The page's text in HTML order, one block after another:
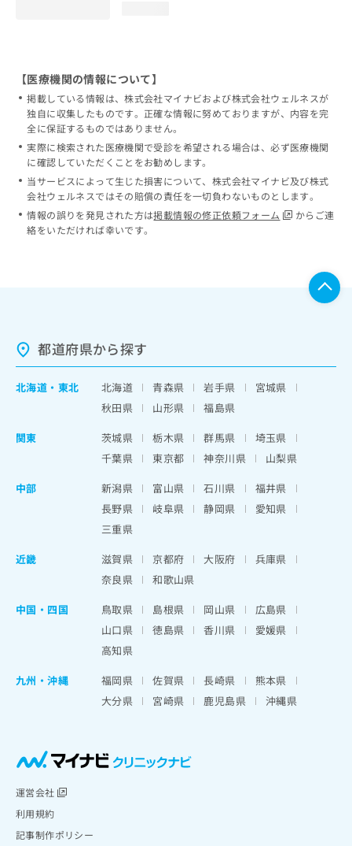
【医療機関の情報について】
掲載している情報は、株式会社マイナビおよび株式会社ウェルネスが
独自に収集したものです。正確な情報に努めておりますが、内容を完
全に保証するものではありません。
実際に検索された医療機関で受診を希望される場合は、必ず医療機関
に確認していただくことをお勧めします。
当サービスによって生じた損害について、株式会社マイナビ及び株式
会社ウェルネスではその賠償の責任を一切負わないものとします。
情報の誤りを発見された方は掲載情報の修正依頼フォーム
からご連
絡をいただければ幸いです。
都道府県から探す
北海道 ・ 東北 北海道 青森県 岩手県
宮城県
秋田県
山形県
福島県
関東
茨城県 栃木県 群馬県
埼玉県
千葉県
東京都 神奈川県
山梨県
中部
新潟県 富山県 石川県
福井県
長野県
岐阜県 静岡県
愛知県
三重県
近畿
滋賀県 京都府 大阪府
兵庫県
奈良県
和歌山県
中国・四国
鳥取県 島根県 岡山県
広島県
山口県
徳島県 香川県
愛媛県
高知県
九州・沖縄
福岡県 佐賀県 長崎県
熊本県
大分県
宮崎県 鹿児島県 沖縄県
運営会社
利用規約
記事制作ポリシー